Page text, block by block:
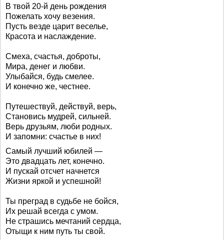
В твой 20-й день рождения
Пожелать хочу везения.
Пусть везде царит веселье,
Красота и наслаждение.
Смеха, счастья, доброты,
Мира, денег и любви.
Улыбайся, будь смелее.
И конечно же, честнее.
Путешествуй, действуй, верь,
Становись мудрей, сильней.
Верь друзьям, люби родных.
И запомни: счастье в них!
Самый лучший юбилей —
Это двадцать лет, конечно.
И пускай отсчет начнется
Жизни яркой и успешной!
Ты преград в судьбе не бойся,
Их решай всегда с умом.
Не страшись мечтаний сердца,
Отыщи к ним путь ты свой.